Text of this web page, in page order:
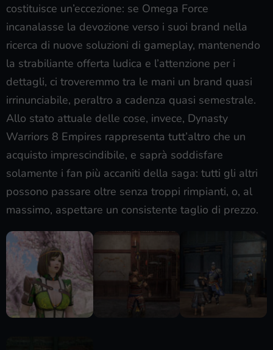
costituisce un’eccezione: se Omega Force
incanalasse la devozione verso i suoi brand nella
ricerca di nuove soluzioni di gameplay, mantenendo
la strabiliante offerta ludica e l’attenzione per i
dettagli, ci troveremmo tra le mani un brand quasi
irrinunciabile, peraltro a cadenza quasi semestrale.
Allo stato attuale delle cose, invece, Dynasty
Warriors 8 Empires rappresenta tutt’altro che un
acquisto imprescindibile, e saprà soddisfare
solamente i fan più accaniti della saga: tutti gli altri
possono passare oltre senza troppi rimpianti, o, al
massimo, aspettare un consistente taglio di prezzo.